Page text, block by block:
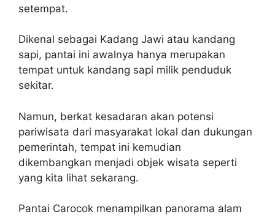
setempat.
Dikenal sebagai Kadang Jawi atau kandang
sapi, pantai ini awalnya hanya merupakan
tempat untuk kandang sapi milik penduduk
sekitar.
Namun, berkat kesadaran akan potensi
pariwisata dari masyarakat lokal dan dukungan
pemerintah, tempat ini kemudian
dikembangkan menjadi objek wisata seperti
yang kita lihat sekarang.
Pantai Carocok menampilkan panorama alam